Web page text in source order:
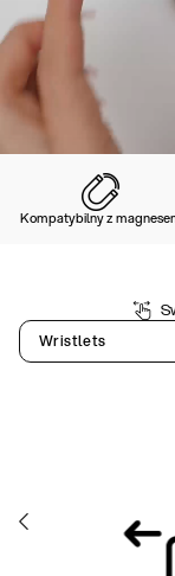
Kompatybilny z
Wristlets